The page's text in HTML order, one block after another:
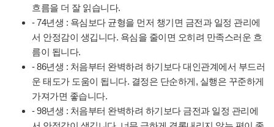
흐름을 더 잘 읽습니다.
- 74년생 : 욕심보다 균형을 먼저 챙기면 금전과 일정 관리에
서 안정감이 생깁니다. 욕심을 줄이면 오히려 만족스러운 흐
름이 됩니다.
- 86년생 : 처음부터 완벽하려 하기보다 대인관계에서 부드러
운 태도가 도움이 됩니다. 결정은 단순하게, 실행은 꾸준하게
가져가면 좋습니다.
- 98년생 : 처음부터 완벽하려 하기보다 금전과 일정 관리에